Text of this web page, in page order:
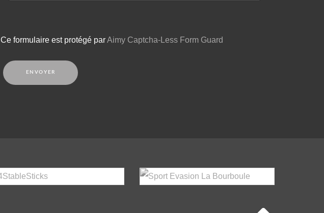
Ce formulaire est protégé parAimy Captcha-Less Form Guard
ENVOYER